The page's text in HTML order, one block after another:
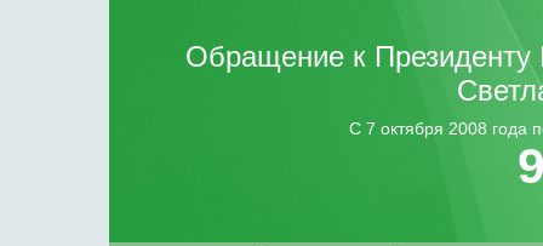
Обращение к Президенту
С 7 октября 2008 года